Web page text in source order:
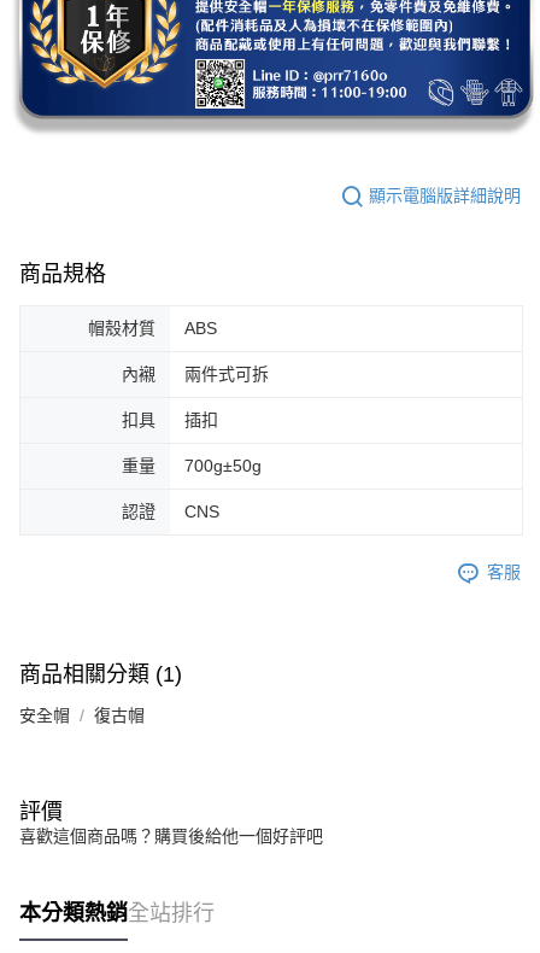
顯示電腦版詳細說明
商品規格
帽殼材質 ABS
內襯 兩件式可拆
扣具 插扣
重量 700g±50g
認證 CNS
客服
商品相關分類 (1)
安全帽 復古帽
評價
喜歡這個商品嗎？購買後給他一個好評吧
本分類熱銷全站排行